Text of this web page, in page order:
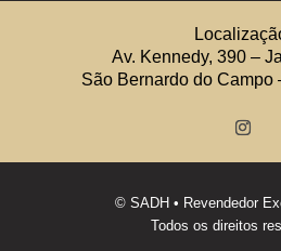
Av. Kennedy, 390 –
São Bernardo do Campo
© SADH • Revendedor
Todos os direitos